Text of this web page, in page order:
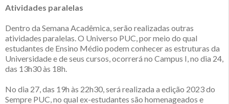
Atividades paralelas
Dentro da Semana Acadêmica, serão realizadas outras
atividades paralelas. O Universo PUC, por meio do qual
estudantes de Ensino Médio podem conhecer as estruturas da
Universidade e de seus cursos, ocorrerá no Campus I, no dia 24,
das 13h30 às 18h.
No dia 27, das 19h às 22h30, será realizada a edição 2023 do
Sempre PUC, no qual ex-estudantes são homenageados e